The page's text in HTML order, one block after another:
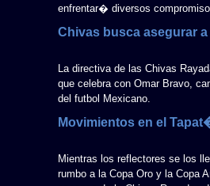
enfrentar� diversos
Chivas busca asegurar
La directiva de las Chivas
que celebra con Omar Bravo,
del futbol Mexicano.
Movimientos en el
Mientras los reflectores se los
rumbo a la Copa Oro y la